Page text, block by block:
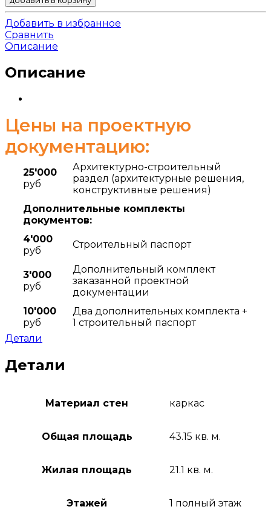
Добавить в избранное
Сравнить
Описание
Описание
Цены на проектную
документацию:
25'000
руб
Архитектурно-строительный
раздел (архитектурные решения,
конструктивные решения)
Дополнительные комплекты
документов:
4'000
руб
Строительный паспорт
3'000
руб
Дополнительный комплект
заказанной проектной
документации
10'000
руб
Два дополнительных комплекта +
1 строительный паспорт
Детали
Детали
Материал стен каркас
Общая площадь 43.15 кв. м.
Жилая площадь 21.1 кв. м.
Этажей 1 полный этаж